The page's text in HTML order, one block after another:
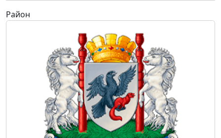
Район